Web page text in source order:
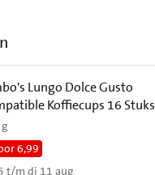
Lungo Dolce Gusto
Koffiecups 16 Stuks
6,99
t/m di 11 aug